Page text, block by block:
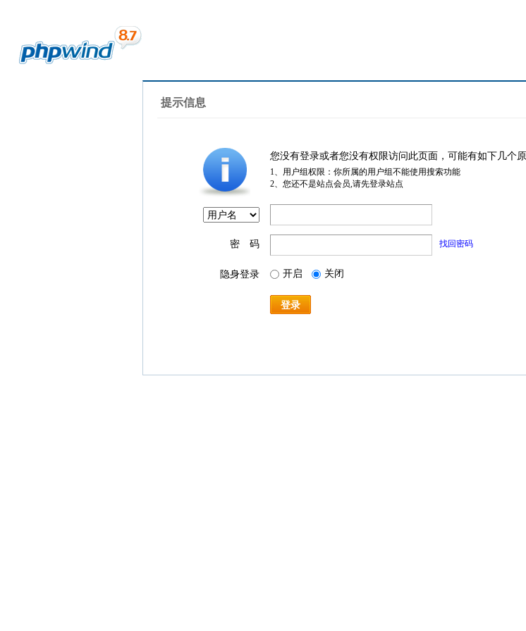
提示信息
您没有登录或者您没有权限访问此页面，可能有如下几个
1、用户组权限：你所属的用户组不能使用搜索功能
2、您还不是站点会员,请先登录站点
密 码 找回密码
隐身登录 开启 关闭
登录